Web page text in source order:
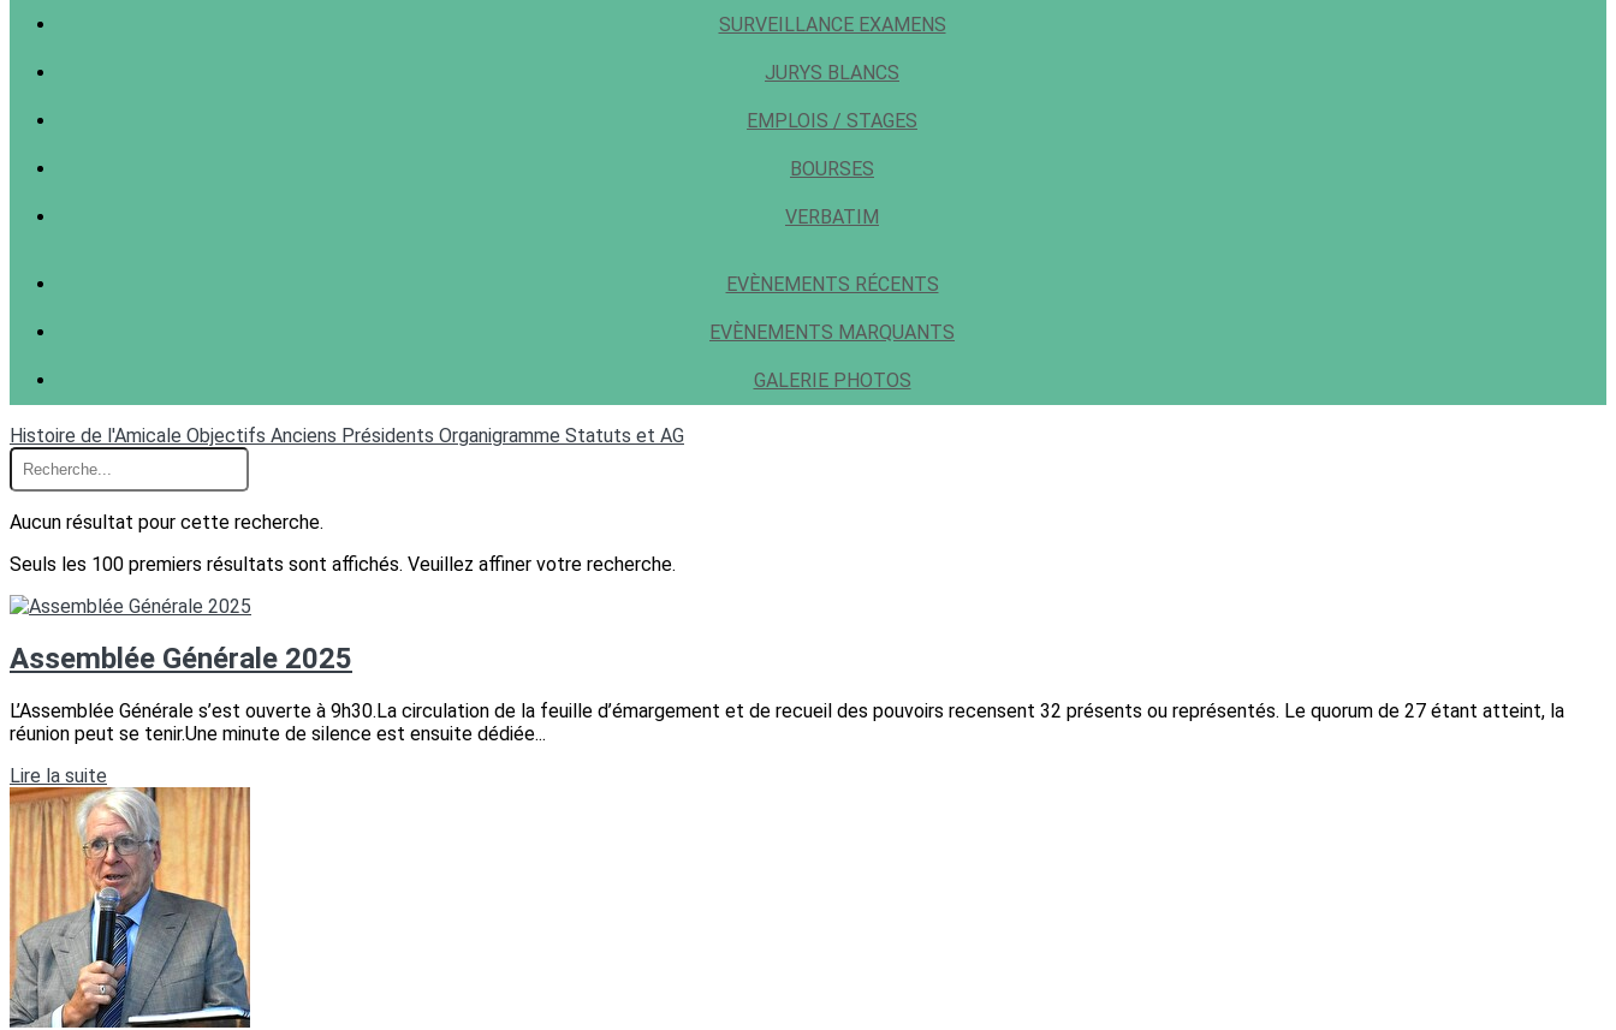
SURVEILLANCE EXAMENS
JURYS BLANCS
EMPLOIS / STAGES
BOURSES
VERBATIM
EVÈNEMENTS RÉCENTS
EVÈNEMENTS MARQUANTS
GALERIE PHOTOS
Histoire de l'Amicale Objectifs Anciens Présidents Organigramme Statuts et AG
Aucun résultat pour cette recherche.
Seuls les 100 premiers résultats sont affichés. Veuillez affiner votre recherche.
Assemblée Générale 2025
L’Assemblée Générale s’est ouverte à 9h30.La circulation de la feuille d’émargement et de recueil des pouvoirs recensent 32 présents ou représentés. Le quorum de 27 étant atteint, la
réunion peut se tenir.Une minute de silence est ensuite dédiée...
Lire la suite